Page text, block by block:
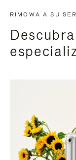
RIMOWA A SU